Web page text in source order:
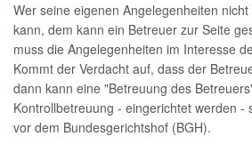
Wer seine eigenen Angelegenheiten
kann, dem kann ein Betreuer zur Seite
muss die Angelegenheiten im Interesse
Kommt der Verdacht auf, dass der
dann kann eine "Betreuung des
Kontrollbetreuung - eingerichtet werden -
vor dem Bundesgerichtshof (BGH).